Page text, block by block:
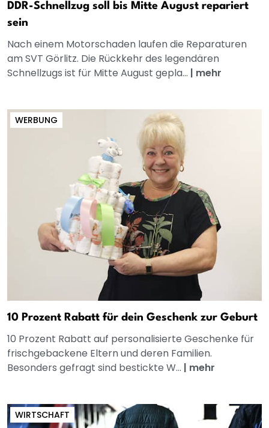
DDR-Schnellzug soll bis Mitte August repariert
sein
Nach einem Motorschaden laufen die Reparaturen
am SVT Görlitz. Die Rückkehr des legendären
Schnellzugs ist für Mitte August gepla... | mehr
WERBUNG
10 Prozent Rabatt für dein Geschenk zur Geburt
10 Prozent Rabatt auf personalisierte Geschenke für
frischgebackene Eltern und deren Familien.
Besonders gefragt sind bestickte W... | mehr
WIRTSCHAFT